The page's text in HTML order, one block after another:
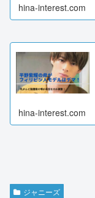
hina-interest.com
hina-interest.com
ジャニーズ